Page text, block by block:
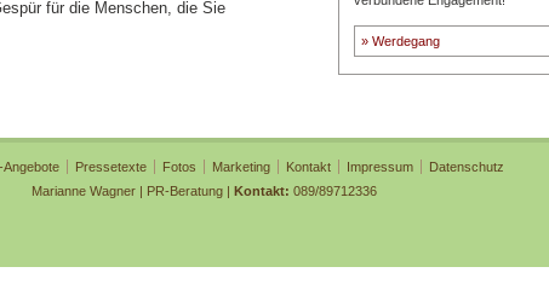
für die Menschen, die Sie
» Werdegang
Angebote Pressetexte Fotos Marketing Kontakt Impressum
Datenschutz
Marianne Wagner | PR-Beratung | Kontakt: 089/89712336